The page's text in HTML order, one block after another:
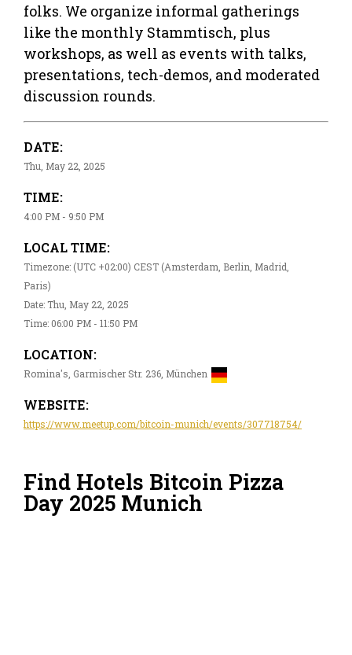
folks. We organize informal gatherings
like the monthly Stammtisch, plus
workshops, as well as events with talks,
presentations, tech-demos, and moderated
discussion rounds.
DATE:
Thu, May 22, 2025
TIME:
4:00 PM - 9:50 PM
LOCAL TIME:
Timezone: (UTC +02:00) CEST (Amsterdam, Berlin, Madrid,
Paris)
Date: Thu, May 22, 2025
Time: 06:00 PM - 11:50 PM
LOCATION:
Romina's, Garmischer Str. 236, München
WEBSITE:
https://www.meetup.com/bitcoin-munich/events/307718754/
Find Hotels Bitcoin Pizza
Day 2025 Munich